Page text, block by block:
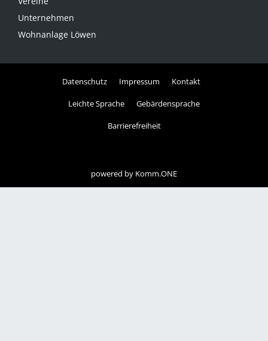
Unternehmen
Wohnanlage Löwen
Datenschutz Impressum Kontakt
Leichte Sprache Gebärdensprache
Barrierefreiheit
powered by Komm.ONE